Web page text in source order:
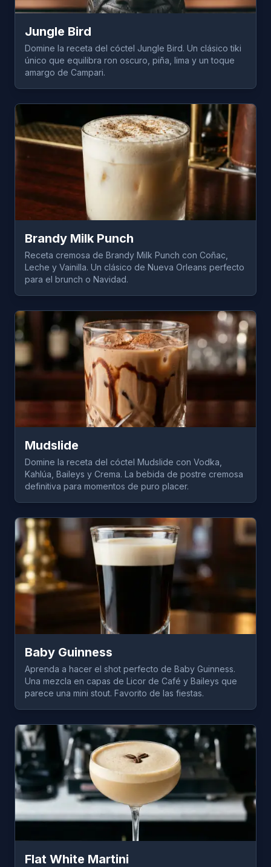
Jungle Bird
Domine la receta del cóctel Jungle Bird. Un clásico tiki
único que equilibra ron oscuro, piña, lima y un toque
amargo de Campari.
Brandy Milk Punch
Receta cremosa de Brandy Milk Punch con Coñac,
Leche y Vainilla. Un clásico de Nueva Orleans perfecto
para el brunch o Navidad.
Mudslide
Domine la receta del cóctel Mudslide con Vodka,
Kahlúa, Baileys y Crema. La bebida de postre cremosa
definitiva para momentos de puro placer.
Baby Guinness
Aprenda a hacer el shot perfecto de Baby Guinness.
Una mezcla en capas de Licor de Café y Baileys que
parece una mini stout. Favorito de las fiestas.
Flat White Martini